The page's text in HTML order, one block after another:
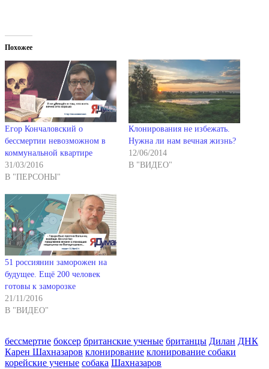
Похожее
Егор Кончаловский о
бессмертии невозможном в
коммунальной квартире
31/03/2016
В "ПЕРСОНЫ"
Клонирования не избежать.
Нужна ли нам вечная жизнь?
12/06/2014
В "ВИДЕО"
51 россиянин заморожен на
будущее. Ещё 200 человек
готовы к заморозке
21/11/2016
В "ВИДЕО"
бессмертие боксер британские ученые британцы Дилан ДНК
Карен Шахназаров клонирование клонирование собаки
корейские ученые собака Шахназаров